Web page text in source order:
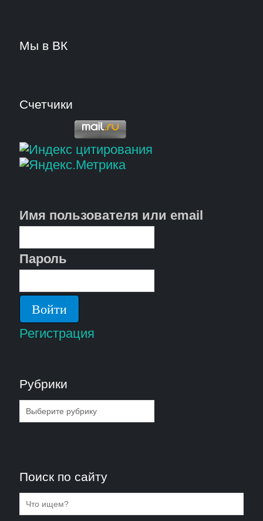
Мы в ВК
Счетчики
Имя пользователя или email
Пароль
Регистрация
Рубрики
Рубрики
Поиск по сайту